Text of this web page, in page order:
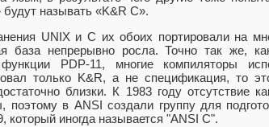
называть «K&R C».
UNIX и C их обоих портировали на
база непрерывно росла. Точно так же,
PDP-11, многие компиляторы
только K&R, а не спецификация, то
близки. К 1983 году отсутствие
поэтому в ANSI создали группу для
который иногда называется "ANSI C".